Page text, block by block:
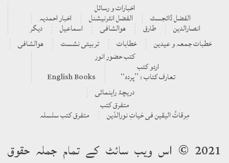
اخبارات و رسائل
الفضل ڈائجسٹ الفضل انٹرنیشنل اخبار احمدیہ
انصارالدین طارق ھوالشافی اسماعیل
دیگر
جمعہ و عیدین
خطابات تربیتی نشست
ھوالشافی
کتب حضور انور
تعارف کتاب : ’’پردہ‘‘
English Books
دریچۂ راہنمائی
متفرق کتب
مِرقاتُ الیقین فی حَیاتِ نورالدّین متفرق کتب سلسلہ
2021 © اس ویب سائٹ کے تمام جملہ حقوق